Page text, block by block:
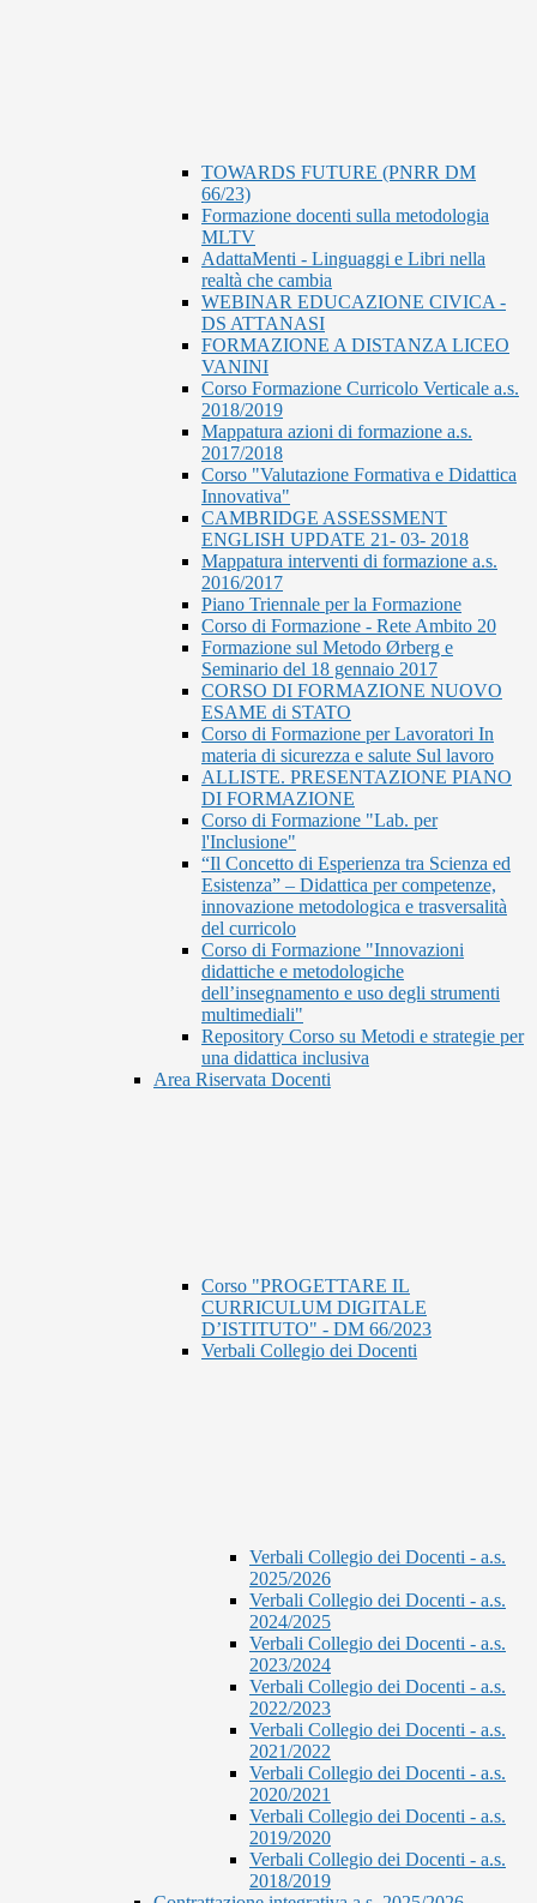
TOWARDS FUTURE (PNRR DM
66/23)
Formazione docenti sulla metodologia
MLTV
AdattaMenti - Linguaggi e Libri nella
realtà che cambia
WEBINAR EDUCAZIONE CIVICA -
DS ATTANASI
FORMAZIONE A DISTANZA LICEO
VANINI
Corso Formazione Curricolo Verticale a.s.
2018/2019
Mappatura azioni di formazione a.s.
2017/2018
Corso "Valutazione Formativa e Didattica
Innovativa"
CAMBRIDGE ASSESSMENT
ENGLISH UPDATE 21- 03- 2018
Mappatura interventi di formazione a.s.
2016/2017
Piano Triennale per la Formazione
Corso di Formazione - Rete Ambito 20
Formazione sul Metodo Ørberg e
Seminario del 18 gennaio 2017
CORSO DI FORMAZIONE NUOVO
ESAME di STATO
Corso di Formazione per Lavoratori In
materia di sicurezza e salute Sul lavoro
ALLISTE. PRESENTAZIONE PIANO
DI FORMAZIONE
Corso di Formazione "Lab. per
l'Inclusione"
“Il Concetto di Esperienza tra Scienza ed
Esistenza” – Didattica per competenze,
innovazione metodologica e trasversalità
del curricolo
Corso di Formazione "Innovazioni
didattiche e metodologiche
dell’insegnamento e uso degli strumenti
multimediali"
Repository Corso su Metodi e strategie per
una didattica inclusiva
Area Riservata Docenti
Corso "PROGETTARE IL
CURRICULUM DIGITALE
D’ISTITUTO" - DM 66/2023
Verbali Collegio dei Docenti
Verbali Collegio dei Docenti - a.s.
2025/2026
Verbali Collegio dei Docenti - a.s.
2024/2025
Verbali Collegio dei Docenti - a.s.
2023/2024
Verbali Collegio dei Docenti - a.s.
2022/2023
Verbali Collegio dei Docenti - a.s.
2021/2022
Verbali Collegio dei Docenti - a.s.
2020/2021
Verbali Collegio dei Docenti - a.s.
2019/2020
Verbali Collegio dei Docenti - a.s.
2018/2019